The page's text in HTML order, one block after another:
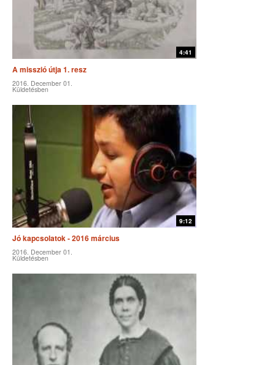
4:41
A misszió útja 1. resz
2016. December 01.
Küldetésben
9:12
Jó kapcsolatok - 2016 március
2016. December 01.
Küldetésben